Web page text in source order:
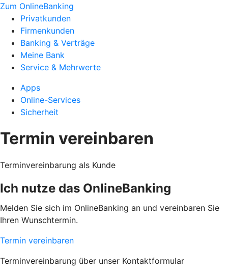
Zum OnlineBanking
Privatkunden
Firmenkunden
Banking & Verträge
Meine Bank
Service & Mehrwerte
Apps
Online-Services
Sicherheit
Termin vereinbaren
Terminvereinbarung als Kunde
Ich nutze das OnlineBanking
Melden Sie sich im OnlineBanking an und vereinbaren Sie
Ihren Wunschtermin.
Termin vereinbaren
Terminvereinbarung über unser Kontaktformular